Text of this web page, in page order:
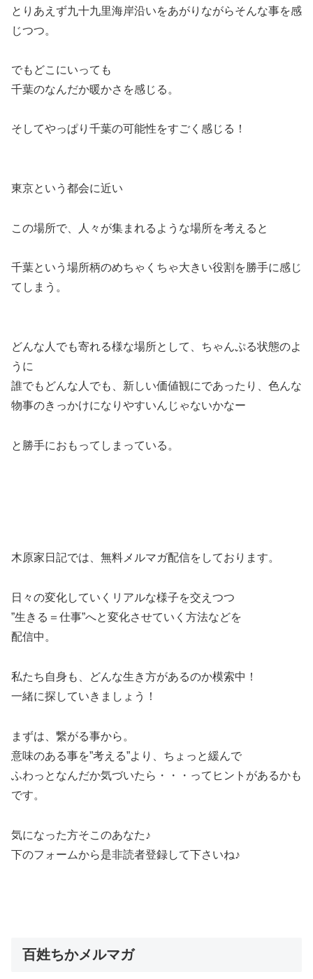
とりあえず九十九里海岸沿いをあがりながらそんな事を感
じつつ。
でもどこにいっても
千葉のなんだか暖かさを感じる。
そしてやっぱり千葉の可能性をすごく感じる！
東京という都会に近い
この場所で、人々が集まれるような場所を考えると
千葉という場所柄のめちゃくちゃ大きい役割を勝手に感じ
てしまう。
どんな人でも寄れる様な場所として、ちゃんぷる状態のよ
うに
誰でもどんな人でも、新しい価値観にであったり、色んな
物事のきっかけになりやすいんじゃないかなー
と勝手におもってしまっている。
木原家日記では、無料メルマガ配信をしております。
日々の変化していくリアルな様子を交えつつ
”生きる＝仕事”へと変化させていく方法などを
配信中。
私たち自身も、どんな生き方があるのか模索中！
一緒に探していきましょう！
まずは、繋がる事から。
意味のある事を”考える”より、ちょっと緩んで
ふわっとなんだか気づいたら・・・ってヒントがあるかも
です。
気になった方そこのあなた♪
下のフォームから是非読者登録して下さいね♪
百姓ちかメルマガ